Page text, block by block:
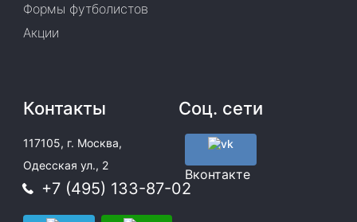
Формы футболистов
Акции
Контакты
117105, г. Москва,
Одесская ул., 2
+7 (495) 133-87-02
Соц. сети
Вконтакте